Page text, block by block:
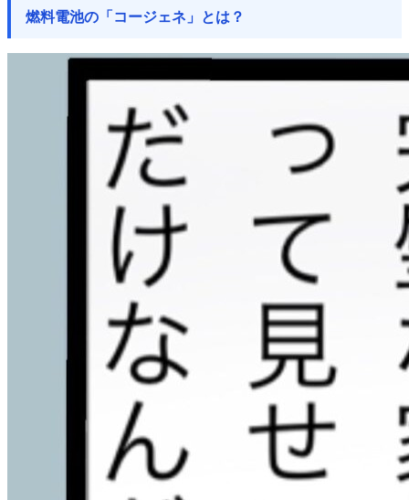
燃料電池の「コージェネ」とは？